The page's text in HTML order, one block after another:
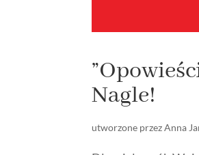
Nagle!
utworzone przezAnna